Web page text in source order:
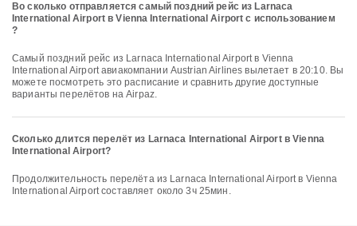
Во сколько отправляется самый поздний рейс из Larnaca
International Airport в Vienna International Airport с использованием
?
Самый поздний рейс из Larnaca International Airport в Vienna
International Airport авиакомпании Austrian Airlines вылетает в 20:10. Вы
можете посмотреть это расписание и сравнить другие доступные
варианты перелётов на Airpaz.
Сколько длится перелёт из Larnaca International Airport в Vienna
International Airport?
Продолжительность перелёта из Larnaca International Airport в Vienna
International Airport составляет около 3ч 25мин.